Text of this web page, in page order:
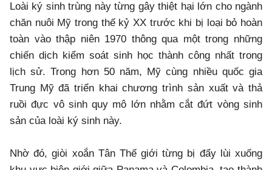
Loài ký sinh trùng này từng gây thiệt hại lớn cho ngành
chăn nuôi Mỹ trong thế kỷ XX trước khi bị loại bỏ hoàn
toàn vào thập niên 1970 thông qua một trong những
chiến dịch kiểm soát sinh học thành công nhất trong
lịch sử. Trong hơn 50 năm, Mỹ cùng nhiều quốc gia
Trung Mỹ đã triển khai chương trình sản xuất và thả
ruồi đực vô sinh quy mô lớn nhằm cắt đứt vòng sinh
sản của loài ký sinh này.
Nhờ đó, giòi xoắn Tân Thế giới từng bị đẩy lùi xuống